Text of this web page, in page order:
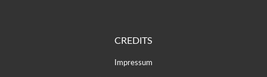
CREDITS
Impressum